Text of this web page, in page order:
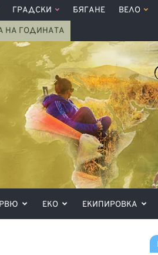
ГРАДСКИ БЯГАНЕ ВЕЛО
НА ГОДИНАТА
ЕКО ЕКИПИРОВКА